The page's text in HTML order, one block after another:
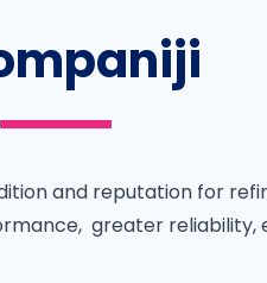
and reputation for
greater reliability,